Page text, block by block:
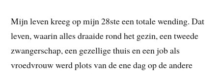
Mijn leven kreeg op mijn 28ste een totale wending. Dat
leven, waarin alles draaide rond het gezin, een tweede
zwangerschap, een gezellige thuis en een job als
vroedvrouw werd plots van de ene dag op de andere